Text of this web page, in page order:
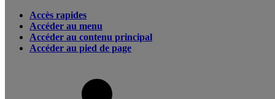
Accès rapides
Accéder au menu
Accéder au contenu principal
Accéder au pied de page